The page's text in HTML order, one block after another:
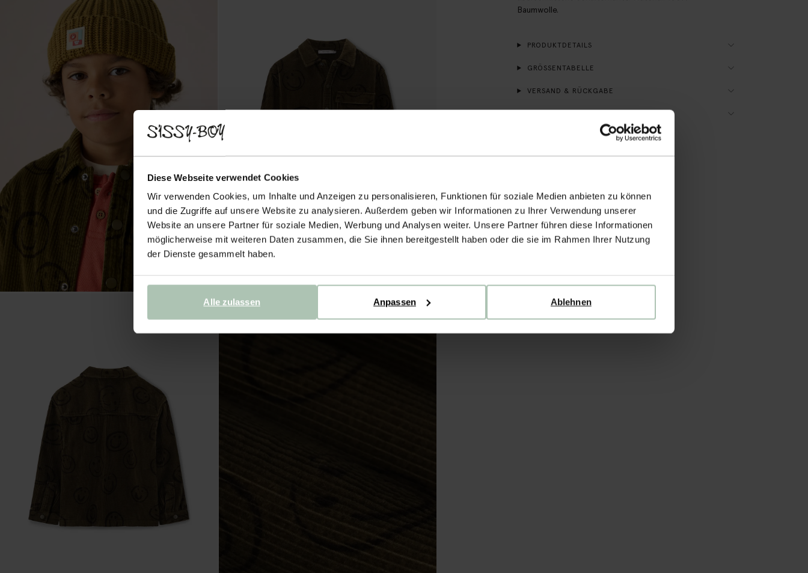
Diese Webseite verwendet Cookies
Wir verwenden Cookies, um Inhalte und Anzeigen zu personalisieren, Funktionen für soziale Medien anbieten zu können
und die Zugriffe auf unsere Website zu analysieren. Außerdem geben wir Informationen zu Ihrer Verwendung unserer
Website an unsere Partner für soziale Medien, Werbung und Analysen weiter. Unsere Partner führen diese Informationen
möglicherweise mit weiteren Daten zusammen, die Sie ihnen bereitgestellt haben oder die sie im Rahmen Ihrer Nutzung
der Dienste gesammelt haben.
Ablehnen
Anpassen
Alle zulassen
Baumwolle.
PRODUKTDETAILS
GRÖSSENTABELLE
VERSAND & RÜCKGABE